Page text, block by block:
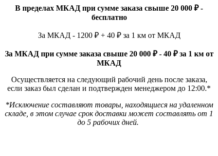
В пределах МКАД при сумме заказа свыше 20 000 ₽ -
бесплатно
За МКАД - 1200 ₽ + 40 ₽ за 1 км от МКАД
За МКАД при сумме заказа свыше 20 000 ₽ - 40 ₽ за 1 км от
МКАД
Осуществляется на следующий рабочий день после заказа,
если заказ был сделан и подтвержден менеджером до 12:00.*
*Исключение составляют товары, находящиеся на удаленном
складе, в этом случае срок доставки может составлять от 1
до 5 рабочих дней.